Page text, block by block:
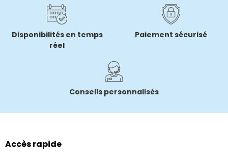
Disponibilités en temps
réel
Paiement sécurisé
Conseils personnalisés
Accès rapide